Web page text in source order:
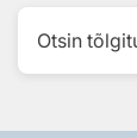
Otsin